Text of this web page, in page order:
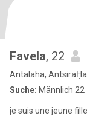
Favela, 22
Antalaha,
Suche: Männlich 22
je suis une jeune